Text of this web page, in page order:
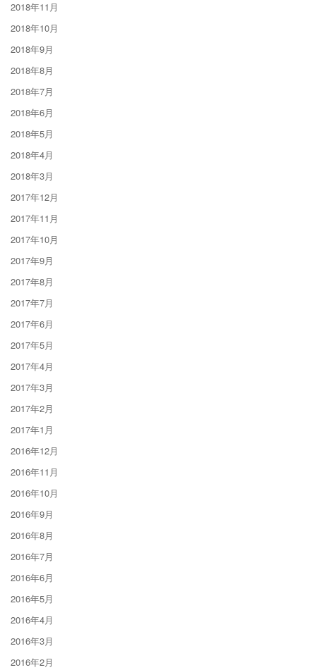
2018年11月
2018年10月
2018年9月
2018年8月
2018年7月
2018年6月
2018年5月
2018年4月
2018年3月
2017年12月
2017年11月
2017年10月
2017年9月
2017年8月
2017年7月
2017年6月
2017年5月
2017年4月
2017年3月
2017年2月
2017年1月
2016年12月
2016年11月
2016年10月
2016年9月
2016年8月
2016年7月
2016年6月
2016年5月
2016年4月
2016年3月
2016年2月